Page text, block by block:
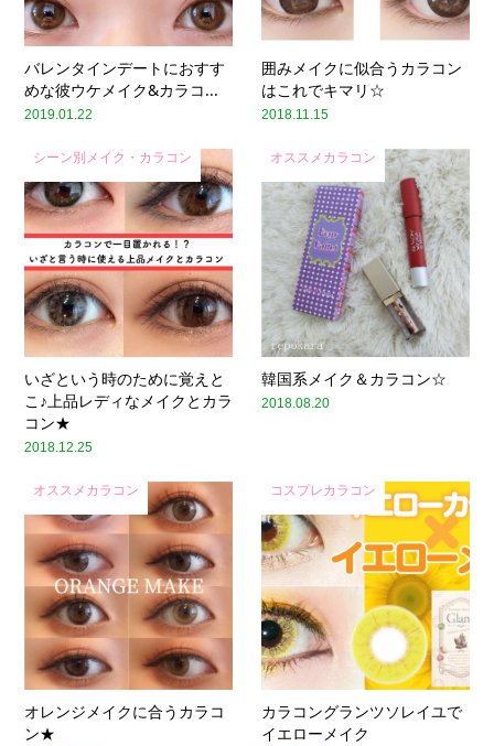
バレンタインデートにおすす
めな彼ウケメイク&カラコ...
2019.01.22
囲みメイクに似合うカラコン
はこれでキマリ☆
2018.11.15
シーン別メイク・カラコン
いざという時のために覚えと
こ♪上品レディなメイクとカラ
コン★
2018.12.25
オススメカラコン
韓国系メイク＆カラコン☆
2018.08.20
オススメカラコン
オレンジメイクに合うカラコ
ン★
コスプレカラコン
カラコングランツソレイユで
イエローメイク